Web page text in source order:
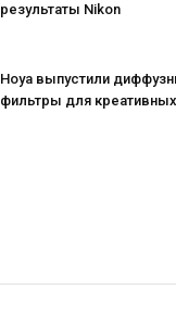
результаты Nikon
Hoya выпустили
фильтры для